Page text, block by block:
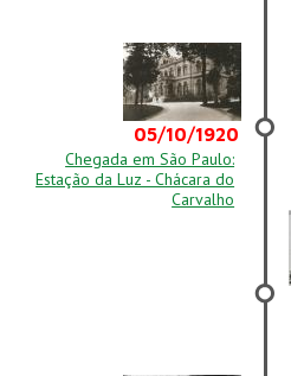
05/10/1920
Chegada em São Paulo:
Estação da Luz - Chácara do
Carvalho